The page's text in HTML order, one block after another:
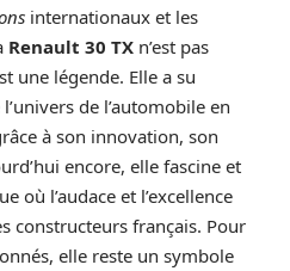
internationaux et les
Renault 30 TX n’est pas
une légende. Elle a su
de l’automobile en
à son innovation, son
encore, elle fascine et
où l’audace et l’excellence
constructeurs français. Pour
elle reste un symbole